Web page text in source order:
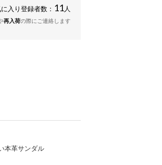
入り登録者数： 11 人
再入荷の際にご連絡します
本革サンダル